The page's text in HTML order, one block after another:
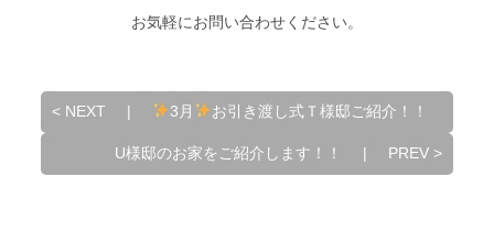
お気軽にお問い合わせください。
< NEXT | 3月 お引き渡し式Ｔ様邸ご紹介！！
U様邸のお家をご紹介します！！ | PREV>